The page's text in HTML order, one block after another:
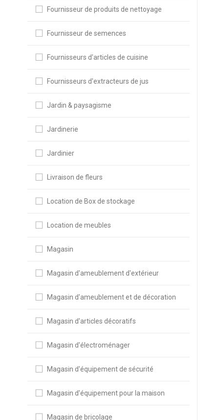
Fournisseur de produits de nettoyage
Fournisseur de semences
Fournisseurs d'articles de cuisine
Fournisseurs d'extracteurs de jus
Jardin & paysagisme
Jardinerie
Jardinier
Livraison de fleurs
Location de Box de stockage
Location de meubles
Magasin
Magasin d'ameublement d'extérieur
Magasin d'ameublement et de décoration
Magasin d'articles décoratifs
Magasin d'électroménager
Magasin d'équipement de sécurité
Magasin d'équipement pour la maison
Magasin de bricolage